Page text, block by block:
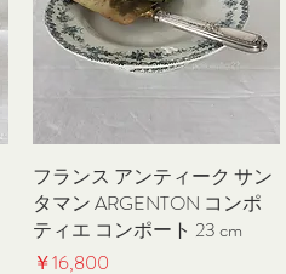
クイックビュー
フランス アンティーク サン
タマン ARGENTON コンポ
ティエ コンポート 23 cm
価格
￥16,800